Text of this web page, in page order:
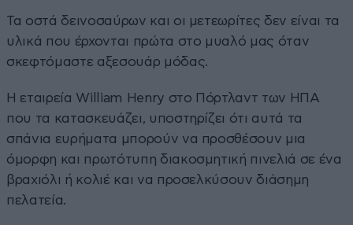
Τα οστά δεινοσαύρων και οι μετεωρίτες δεν είναι τα
υλικά που έρχονται πρώτα στο μυαλό μας όταν
σκεφτόμαστε αξεσουάρ μόδας.
Η εταιρεία William Henry στο Πόρτλαντ των ΗΠΑ
που τα κατασκευάζει, υποστηρίζει ότι αυτά τα
σπάνια ευρήματα μπορούν να προσθέσουν μια
όμορφη και πρωτότυπη διακοσμητική πινελιά σε ένα
βραχιόλι ή κολιέ και να προσελκύσουν διάσημη
πελατεία.